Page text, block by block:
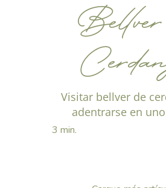
paseo por
Visitar bellver de
adentrarse en
pueblos con más
3 min.